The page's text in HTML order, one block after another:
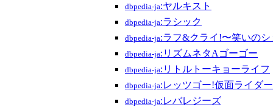
dbpedia-ja:ヤルキスト
dbpedia-ja:ラシック
dbpedia-ja:ラフ&クライ!〜笑いの
dbpedia-ja:リズムネタAゴーゴー
dbpedia-ja:リトルトーキョーライフ
dbpedia-ja:レッツゴー!仮面ライダ
dbpedia-ja:レバレジーズ